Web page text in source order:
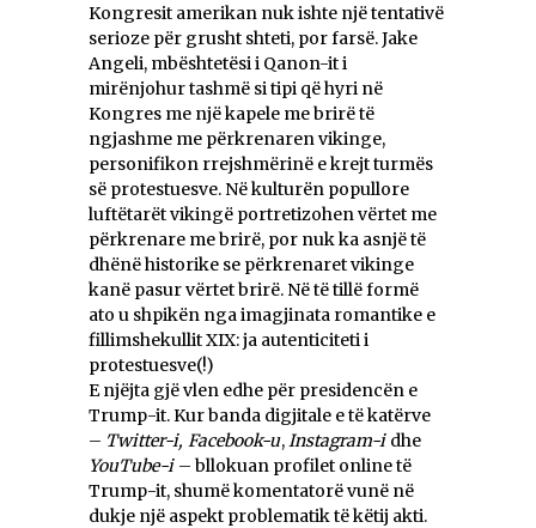
Kongresit amerikan nuk ishte një tentativë
serioze për grusht shteti, por farsë. Jake
Angeli, mbështetësi i Qanon-it i
mirënjohur tashmë si tipi që hyri në
Kongres me një kapele me brirë të
ngjashme me përkrenaren vikinge,
personifikon rrejshmërinë e krejt turmës
së protestuesve. Në kulturën popullore
luftëtarët vikingë portretizohen vërtet me
përkrenare me brirë, por nuk ka asnjë të
dhënë historike se përkrenaret vikinge
kanë pasur vërtet brirë. Në të tillë formë
ato u shpikën nga imagjinata romantike e
fillimshekullit XIX: ja autenticiteti i
protestuesve(!)
E njëjta gjë vlen edhe për presidencën e
Trump-it. Kur banda digjitale e të katërve
– Twitter-i, Facebook-u,Instagram-i dhe
YouTube-i – bllokuan profilet online të
Trump-it, shumë komentatorë vunë në
dukje një aspekt problematik të këtij akti.